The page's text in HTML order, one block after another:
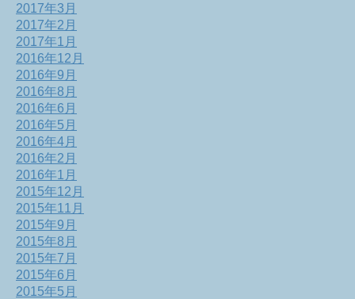
2017年3月
2017年2月
2017年1月
2016年12月
2016年9月
2016年8月
2016年6月
2016年5月
2016年4月
2016年2月
2016年1月
2015年12月
2015年11月
2015年9月
2015年8月
2015年7月
2015年6月
2015年5月